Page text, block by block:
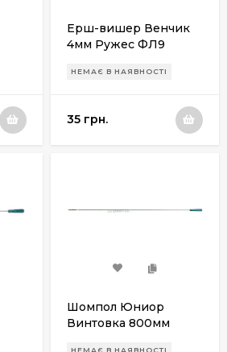
Ерш-вишер Венчик
4мм Ружес ФЛ9
НЕМАЄ В НАЯВНОСТІ
35 грн.
Шомпол Юниор
Винтовка 800мм
НЕМАЄ В НАЯВНОСТІ